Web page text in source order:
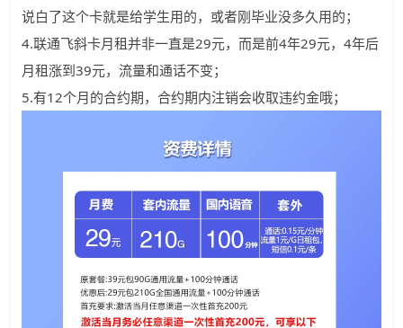
说白了这个卡就是给学生用的，或者刚毕业没多久用的；
4.联通飞斜卡月租并非一直是29元，而是前4年29元，4年后
月租涨到39元，流量和通话不变；
5.有12个月的合约期，合约期内注销会收取违约金哦；